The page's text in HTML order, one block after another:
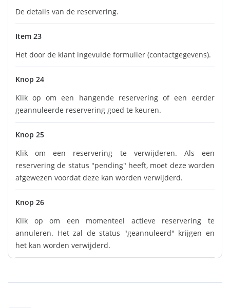
De details van de reservering.
Item 23
Het door de klant ingevulde formulier (contactgegevens).
Knop 24
Klik op om een hangende reservering of een eerder
geannuleerde reservering goed te keuren.
Knop 25
Klik om een reservering te verwijderen. Als een
reservering de status "pending" heeft, moet deze worden
afgewezen voordat deze kan worden verwijderd.
Knop 26
Klik op om een momenteel actieve reservering te
annuleren. Het zal de status "geannuleerd" krijgen en
het kan worden verwijderd.